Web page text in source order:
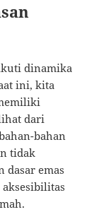
dinamika
ini, kita
dari
bahan
tidak
dasar emas